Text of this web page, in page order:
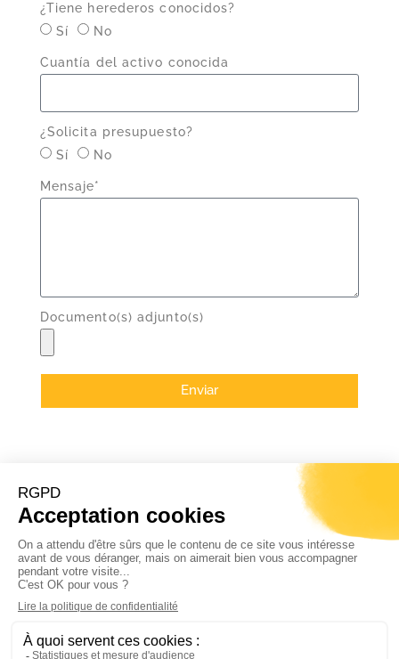
¿Tiene herederos conocidos?
Sí
No
Cuantía del activo conocida
¿Solicita presupuesto?
Sí
No
Mensaje*
Documento(s) adjunto(s)
Enviar